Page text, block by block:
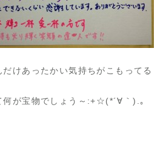
けあったかい気持ちがこもってる
何が宝物でしょう～:+☆(*´∀｀).｡